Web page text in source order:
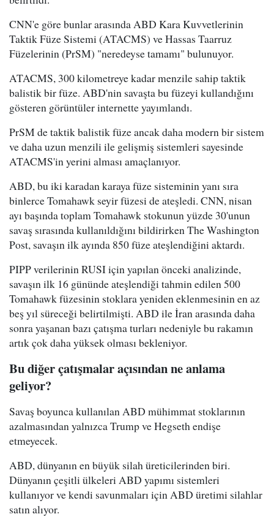
CNN'e göre bunlar arasında ABD Kara Kuvvetlerinin
Taktik Füze Sistemi (ATACMS) ve Hassas Taarruz
Füzelerinin (PrSM) "neredeyse tamamı" bulunuyor.
ATACMS, 300 kilometreye kadar menzile sahip taktik
balistik bir füze. ABD'nin savaşta bu füzeyi kullandığını
gösteren görüntüler internette yayımlandı.
PrSM de taktik balistik füze ancak daha modern bir sistem
ve daha uzun menzili ile gelişmiş sistemleri sayesinde
ATACMS'in yerini alması amaçlanıyor.
ABD, bu iki karadan karaya füze sisteminin yanı sıra
binlerce Tomahawk seyir füzesi de ateşledi. CNN, nisan
ayı başında toplam Tomahawk stokunun yüzde 30'unun
savaş sırasında kullanıldığını bildirirken The Washington
Post, savaşın ilk ayında 850 füze ateşlendiğini aktardı.
PIPP verilerinin RUSI için yapılan önceki analizinde,
savaşın ilk 16 gününde ateşlendiği tahmin edilen 500
Tomahawk füzesinin stoklara yeniden eklenmesinin en az
beş yıl süreceği belirtilmişti. ABD ile İran arasında daha
sonra yaşanan bazı çatışma turları nedeniyle bu rakamın
artık çok daha yüksek olması bekleniyor.
Bu diğer çatışmalar açısından ne anlama
geliyor?
Savaş boyunca kullanılan ABD mühimmat stoklarının
azalmasından yalnızca Trump ve Hegseth endişe
etmeyecek.
ABD, dünyanın en büyük silah üreticilerinden biri.
Dünyanın çeşitli ülkeleri ABD yapımı sistemleri
kullanıyor ve kendi savunmaları için ABD üretimi silahlar
satın alıyor.